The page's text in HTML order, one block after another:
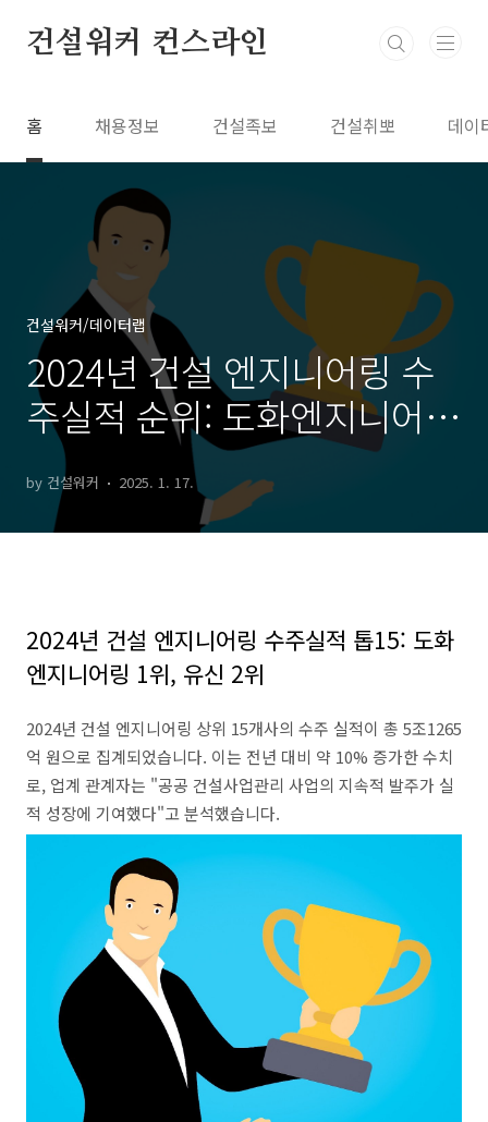
건설워커 컨스라인
홈 채용정보 건설족보 건설취뽀 데이
건설워커/데이터랩
2024년 건설 엔지니어링 수
주실적 순위: 도화엔지니어링
1위, 유신 2위
by 건설워커 2025. 1. 17.
2024년 건설 엔지니어링 수주실적 톱15: 도화
엔지니어링 1위, 유신 2위
2024년 건설 엔지니어링 상위 15개사의 수주 실적이 총 5조1265
억 원으로 집계되었습니다. 이는 전년 대비 약 10% 증가한 수치
로, 업계 관계자는 "공공 건설사업관리 사업의 지속적 발주가 실
적 성장에 기여했다"고 분석했습니다.